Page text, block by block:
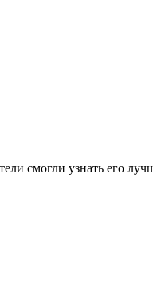
смогли узнать его